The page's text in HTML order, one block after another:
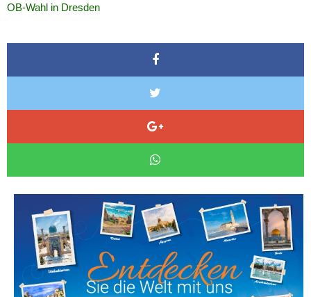
OB-Wahl in Dresden